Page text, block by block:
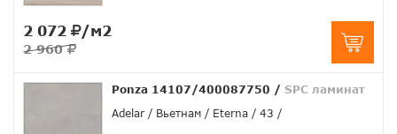
2 072 /м2
2 960
Ponza 14107/400087750 / SPC ламинат
Adelar
Вьетнам Eterna 43